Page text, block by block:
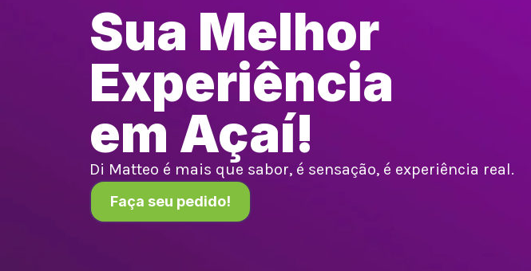
Sua Melhor
Experiência
em Açaí!
Di Matteo é mais que sabor, é sensação, é experiência real.
Faça seu pedido!